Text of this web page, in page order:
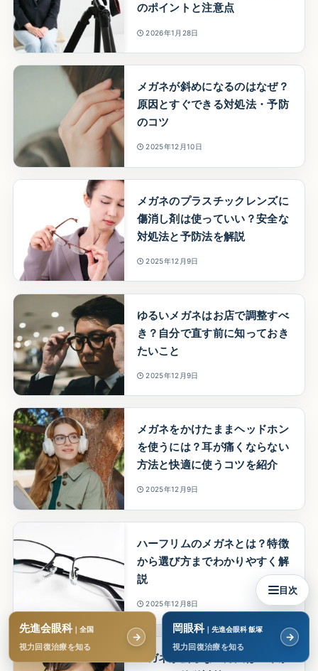
のポイントと注意点
2026年1月28日
メガネが斜めになるのはなぜ？
原因とすぐできる対処法・予防
のコツ
2025年12月10日
メガネのプラスチックレンズに
傷消し剤は使っていい？安全な
対処法と予防法を解説
2025年12月9日
ゆるいメガネはお店で調整すべ
き？自分で直す前に知っておき
たいこと
2025年12月9日
メガネをかけたままヘッドホン
を使うには？耳が痛くならない
方法と快適に使うコツを紹介
2025年12月9日
ハーフリムのメガネとは？特徴
から選び方までわかりやすく解
説
2025年12月8日
メガネが曇らない方法は？今か
先進会眼科｜全国
視力回復治療を知る
→
岡眼科｜先進会眼科 飯塚
視力回復治療を知る
→
目次